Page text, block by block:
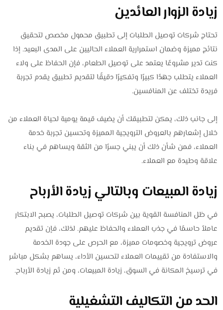
زيادة الزوار العائدين
تحتاج شركات توصيل الطلبات إلى تطبيق محمول مخصص لتحقيق
نتائج مميزة وضمان استمرارية العملاء الحاليين على المدى البعيد. إذا
كنت تدير مشروعًا يعتمد على توصيل الطعام، فإن الحفاظ على ولاء
العملاء يتطلب جهدًا كبيرًا وتفكيرًا دقيقًا لتقديم تطبيق يقدم تجربة
فريدة تختلف عن المنافسين.
إلى جانب ذلك، يمكن لتطبيقك أن يضيف قيمة يومية لحياة العملاء من
خلال إشعارهم بالعروض الترويجية المميزة وتحسين تجربة خدمة
العملاء، فمن شأن ذلك أن يبني جسرًا من الثقة ويساهم في بناء
علاقة وطيدة مع العملاء.
زيادة المبيعات وبالتالي زيادة الأرباح
في ظل المنافسة القوية بين شركات توصيل الطلبات، يصبح الابتكار
عاملاً حاسمًا في جذب العملاء والحفاظ عليهم. لذلك، فإن تقديم
عروض ترويجية وخصومات مميزة، مع الحرص على جودة الخدمة
والاستفادة من تقييمات العملاء لتحسين الأداء، يساهم بشكل مباشر
في ترسيخ المكانة في السوق، زيادة المبيعات، ومن ثم زيادة الأرباح.
الحد من التكاليف التشغيلية